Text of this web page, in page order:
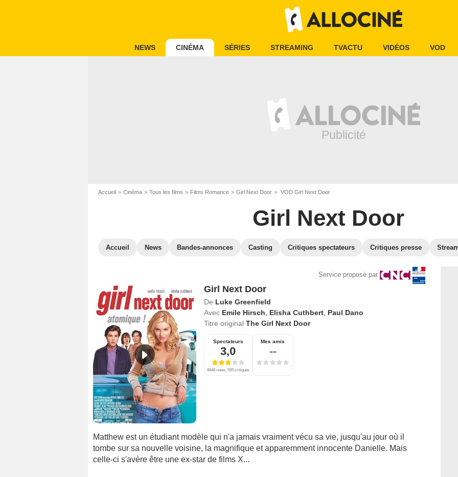
NEWS CINÉMA SÉRIES STREAMING TVACTU VIDÉOS VOD
Accueil Cinéma Tous les films Films Romance Girl Next Door VOD Girl Next Door
Girl Next Door
Accueil News Bandes-annonces Casting Critiques spectateurs Critiques presse
Service proposé par
Girl Next Door
De Luke Greenfield
Avec Emile Hirsch Elisha Cuthbert, Paul Dano
Titre original The Girl Next Door
Spectateurs
3,0
8848 notes, 555 critiques
Mes amis
--
Matthew est un étudiant modèle qui n'a jamais vraiment vécu sa vie, jusqu'au jour où il
tombe sur sa nouvelle voisine, la magnifique et apparemment innocente Danielle. Mais
celle-ci s'avère être une ex-star de films X...